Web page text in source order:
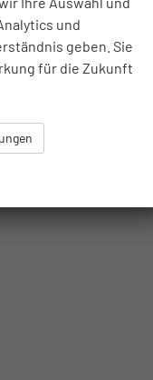
und
geben. Sie
für die Zukunft